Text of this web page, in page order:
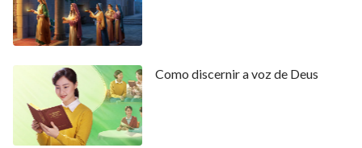
Como discernir a voz de Deus